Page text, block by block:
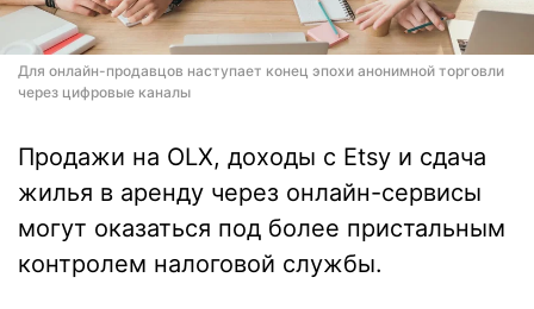
Для онлайн-продавцов наступает конец эпохи анонимной торговли
через цифровые каналы
Продажи на OLX, доходы с Etsy и сдача
жилья в аренду через онлайн-сервисы
могут оказаться под более пристальным
контролем налоговой службы.